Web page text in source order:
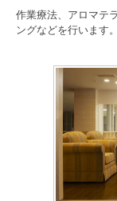
作業療法、アロマテ
ングなどを行います。